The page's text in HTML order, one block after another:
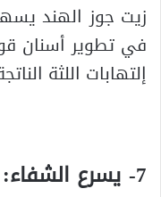
زيت جوز الهند
في تطوير أسنان
إلتهابات اللثة
7- يسرع الشفاء: